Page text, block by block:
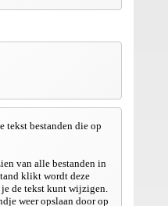
tekst bestanden die op
van alle bestanden in
klikt wordt deze
je de tekst kunt wijzigen.
weer opslaan door op